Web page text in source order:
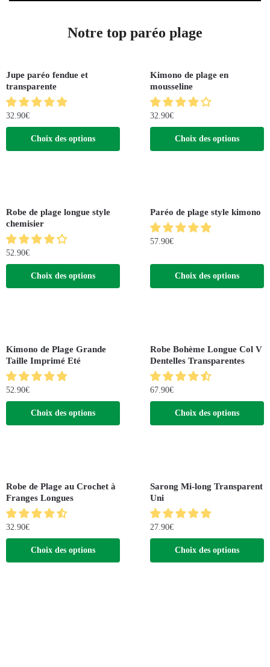
Notre top paréo plage
Jupe paréo fendue et
transparente
32.90€
Choix des options
Kimono de plage en
mousseline
32.90€
Choix des options
Robe de plage longue style
chemisier
52.90€
Choix des options
Paréo de plage style kimono
57.90€
Choix des options
Kimono de Plage Grande
Taille Imprimé Eté
52.90€
Choix des options
Robe Bohème Longue Col V
Dentelles Transparentes
67.90€
Choix des options
Robe de Plage au Crochet à
Franges Longues
32.90€
Choix des options
Sarong Mi-long Transparent
Uni
27.90€
Choix des options